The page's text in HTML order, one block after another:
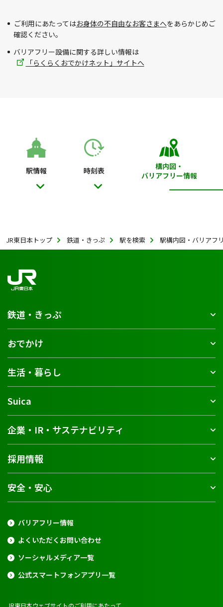
ご利用にあたってはお身体の不自由なお客さまへをあらかじめご
確認ください。
バリアフリー設備に関する詳しい情報は
「らくらくおでかけネット」サイトへ
駅情報 時刻表
構内図・
バリアフリー情報
JR東日本トップ 鉄道・きっぷ 駅を検索 駅構内図・バリアフ
鉄道・きっぷ
おでかけ
生活・暮らし
Suica
企業・IR・サステナビリティ
採用情報
安全・安心
バリアフリー情報
よくいただくお問い合わせ
ソーシャルメディア一覧
公式スマートフォンアプリ一覧